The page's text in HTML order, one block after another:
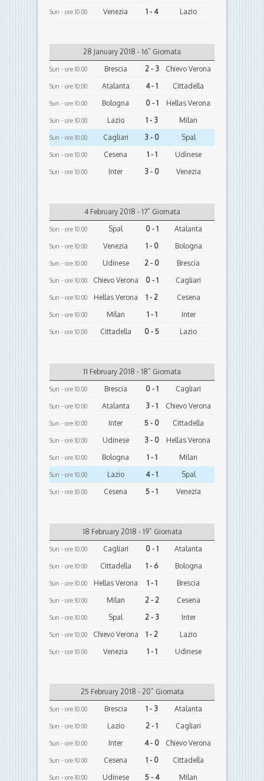
Sun - ore 10:00 Venezia 1 - 4 Lazio
28 January 2018 - 16ˆ Giornata
Sun - ore 10:00 Brescia 2 - 3 Chievo Verona
Sun - ore 10:00 Atalanta 4 - 1 Cittadella
Sun - ore 10:00 Bologna 0 - 1 Hellas Verona
Sun - ore 10:00 Lazio 1 - 3 Milan
Sun - ore 10:00 Cagliari 3 - 0 Spal
Sun - ore 10:00 Cesena 1 - 1 Udinese
Sun - ore 10:00 Inter 3 - 0 Venezia
4 February 2018 - 17ˆ Giornata
Sun - ore 10:00 Spal 0 - 1 Atalanta
Sun - ore 10:00 Venezia 1 - 0 Bologna
Sun - ore 10:00 Udinese 2 - 0 Brescia
Sun - ore 10:00 Chievo Verona 0 - 1 Cagliari
Sun - ore 10:00 Hellas Verona 1 - 2 Cesena
Sun - ore 10:00 Milan 1 - 1 Inter
Sun - ore 10:00 Cittadella 0 - 5 Lazio
11 February 2018 - 18ˆ Giornata
Sun - ore 10:00 Brescia 0 - 1 Cagliari
Sun - ore 10:00 Atalanta 3 - 1 Chievo Verona
Sun - ore 10:00 Inter 5 - 0 Cittadella
Sun - ore 10:00 Udinese 3 - 0 Hellas Verona
Sun - ore 10:00 Bologna 1 - 1 Milan
Sun - ore 10:00 Lazio 4 - 1 Spal
Sun - ore 10:00 Cesena 5 - 1 Venezia
18 February 2018 - 19ˆ Giornata
Sun - ore 10:00 Cagliari 0 - 1 Atalanta
Sun - ore 10:00 Cittadella 1 - 6 Bologna
Sun - ore 10:00 Hellas Verona 1 - 1 Brescia
Sun - ore 10:00 Milan 2 - 2 Cesena
Sun - ore 10:00 Spal 2 - 3 Inter
Sun - ore 10:00 Chievo Verona 1 - 2 Lazio
Sun - ore 10:00 Venezia 1 - 1 Udinese
25 February 2018 - 20ˆ Giornata
Sun - ore 10:00 Brescia 1 - 3 Atalanta
Sun - ore 10:00 Lazio 2 - 1 Cagliari
Sun - ore 10:00 Inter 4 - 0 Chievo Verona
Sun - ore 10:00 Cesena 1 - 0 Cittadella
Sun - ore 10:00 Udinese 5 - 4 Milan